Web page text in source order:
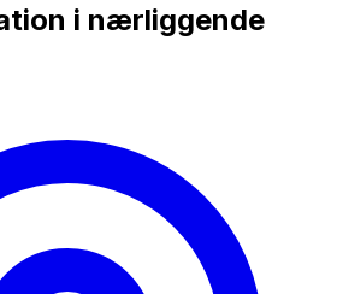
i nærliggende